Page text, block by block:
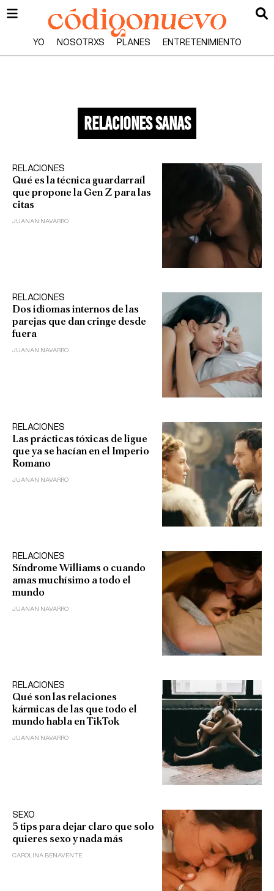
YO NOSOTRXS PLANES ENTRETENIMIENTO
relaciones sanas
RELACIONES
Qué es la técnica guardarraíl
que propone la Gen Z para las
citas
JUANAN NAVARRO
RELACIONES
Dos idiomas internos de las
parejas que dan cringe desde
fuera
JUANAN NAVARRO
RELACIONES
Las prácticas tóxicas de ligue
que ya se hacían en el Imperio
Romano
JUANAN NAVARRO
RELACIONES
Síndrome Williams o cuando
amas muchísimo a todo el
mundo
JUANAN NAVARRO
RELACIONES
Qué son las relaciones
kármicas de las que todo el
mundo habla en TikTok
JUANAN NAVARRO
SEXO
5 tips para dejar claro que solo
quieres sexo y nada más
CAROLINA BENAVENTE